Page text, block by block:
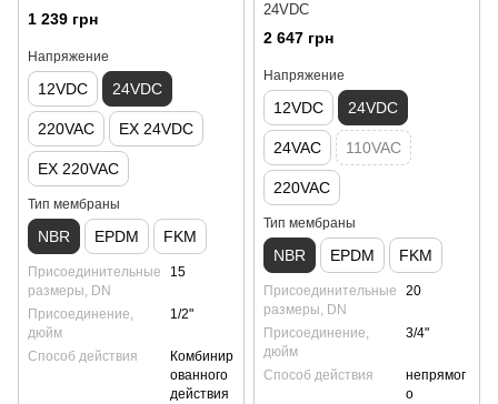
1 239 грн
Напряжение
12VDC 24VDC
220VAC EX 24VDC
EX 220VAC
Тип мембраны
NBR EPDM FKM
Присоединительные
размеры, DN
15
Присоединение,
дюйм
1/2"
Способ действия
Комбинир
ованного
действия
24VDC
2 647 грн
Напряжение
12VDC 24VDC
24VAC 110VAC
220VAC
Тип мембраны
NBR EPDM FKM
Присоединительные
размеры, DN
20
Присоединение,
дюйм
3/4"
Способ действия
непрямог
о